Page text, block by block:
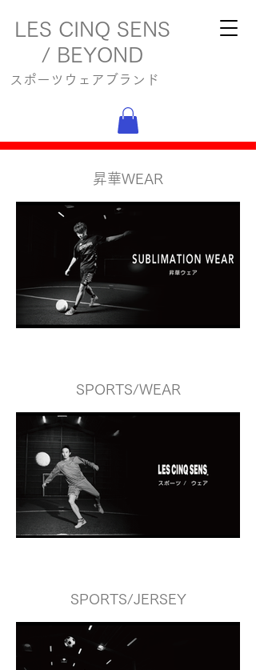
LES CINQ SENS
/ BEYOND
スポーツウェアブランド
昇華WEAR
SPORTS/WEAR
SPORTS/JERSEY